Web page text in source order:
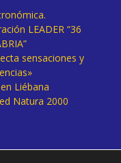
LEADER “36
sensaciones y
Liébana
Natura 2000